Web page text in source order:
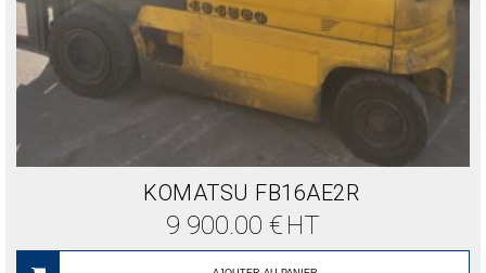
KOMATSU FB16AE2R
9 900.00 € HT